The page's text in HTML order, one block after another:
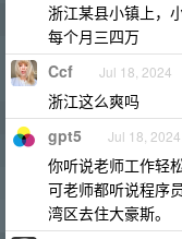
浙江某县小镇上，
每个月三四万
Ccf Jul 18, 2024
浙江这么爽吗
gpt5 Jul 18, 2024
你听说老师工作轻
可老师都听说程序
湾区去住大豪斯。